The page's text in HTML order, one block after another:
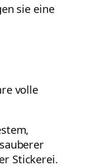
sie eine
volle
Stickerei.